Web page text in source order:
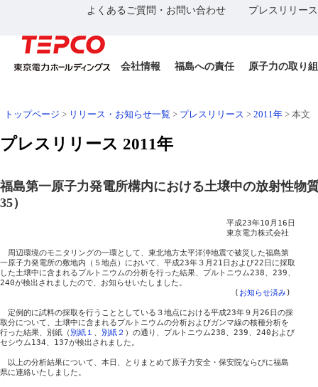
よくあるご質問・お問い合わせ プレスリリー
会社情報 福島への責任 原子力の取り
トップページ > リリース・お知らせ一覧 > プレスリリース > 2011年 > 本文
プレスリリース 2011年
福島第一原子力発電所構内における土壌中の放射性物
35）
平成23年10月16日
東京電力株式会社
周辺環境のモニタリングの一環として、東北地方太平洋沖地震で被災した福島第
一原子力発電所の敷地内（５地点）において、平成23年３月21日および22日に採取
した土壌中に含まれるプルトニウムの分析を行った結果、プルトニウム238、239、
240が検出されましたので、お知らせいたしました。
( お知らせ済み)
定例的に試料の採取を行うこととしている３地点における平成23年９月26日の採
取分について、土壌中に含まれるプルトニウムの分析およびガンマ線の核種分析を
行った結果、別紙（ 別紙１ 、 別紙２ ）の通り、プルトニウム238、239、240および
セシウム134、137が検出されました。
以上の分析結果について、本日、とりまとめて原子力安全・保安院ならびに福島
県に連絡いたしました。